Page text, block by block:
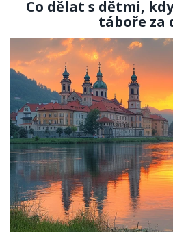
Co dělat s dětmi,
táboře za